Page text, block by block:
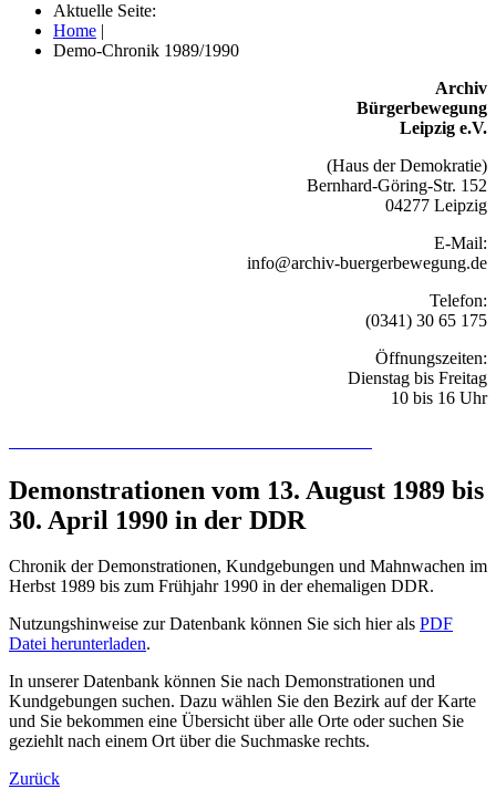
Aktuelle Seite:
Home |
Demo-Chronik 1989/1990
Archiv
Bürgerbewegung
Leipzig e.V.
(Haus der Demokratie)
Bernhard-Göring-Str. 152
04277 Leipzig
E-Mail:
info@archiv-buergerbewegung.de
Telefon:
(0341) 30 65 175
Öffnungszeiten:
Dienstag bis Freitag
10 bis 16 Uhr
Demonstrationen vom 13. August 1989 bis
30. April 1990 in der DDR
Chronik der Demonstrationen, Kundgebungen und Mahnwachen im
Herbst 1989 bis zum Frühjahr 1990 in der ehemaligen DDR.
Nutzungshinweise zur Datenbank können Sie sich hier als PDF
Datei herunterladen.
In unserer Datenbank können Sie nach Demonstrationen und
Kundgebungen suchen. Dazu wählen Sie den Bezirk auf der Karte
und Sie bekommen eine Übersicht über alle Orte oder suchen Sie
geziehlt nach einem Ort über die Suchmaske rechts.
Zurück